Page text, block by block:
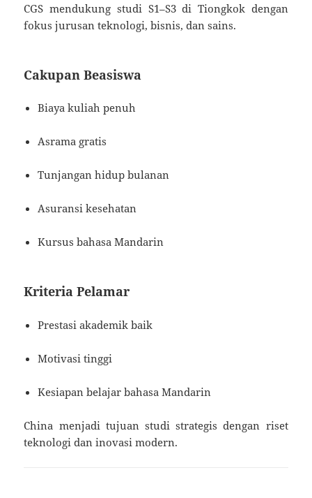
CGS mendukung studi S1–S3 di Tiongkok dengan
fokus jurusan teknologi, bisnis, dan sains.
Cakupan Beasiswa
Biaya kuliah penuh
Asrama gratis
Tunjangan hidup bulanan
Asuransi kesehatan
Kursus bahasa Mandarin
Kriteria Pelamar
Prestasi akademik baik
Motivasi tinggi
Kesiapan belajar bahasa Mandarin
China menjadi tujuan studi strategis dengan riset
teknologi dan inovasi modern.